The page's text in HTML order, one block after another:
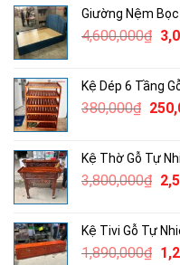
Giường Nệm
4,600,000₫ Giá
Kệ Dép 6 Tầng
380,000₫ Giá
Kệ Thờ Gỗ Tự
3,800,000₫ Giá
Kệ Tivi Gỗ Tự
1,890,000₫ Giá